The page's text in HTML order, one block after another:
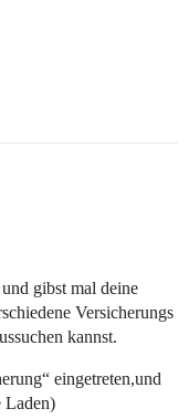
gibst mal deine
Versicherungs
kannst.
eingetreten,und
Laden)